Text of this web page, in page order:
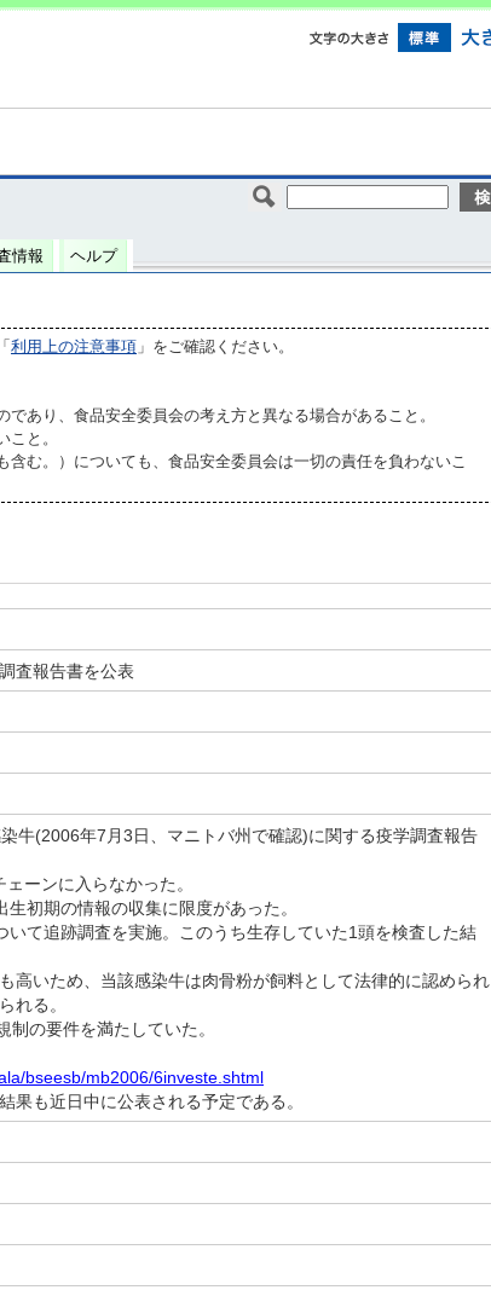
情報 ヘルプ
利用上の注意事項 」をご確認ください。
あり、食品安全委員会の考え方と異なる場合があること。
と。
む。）についても、食品安全委員会は一切の責任を負わないこ
査報告書を公表
牛(2006年7月3日、マニトバ州で確認)に関する疫学調査報告
ーンに入らなかった。
初期の情報の収集に限度があった。
て追跡調査を実施。このうち生存していた1頭を検査した結
いため、当該感染牛は肉骨粉が飼料として法律的に認められ
れる。
の要件を満たしていた。
bseesb/mb2006/6investe.shtml
も近日中に公表される予定である。